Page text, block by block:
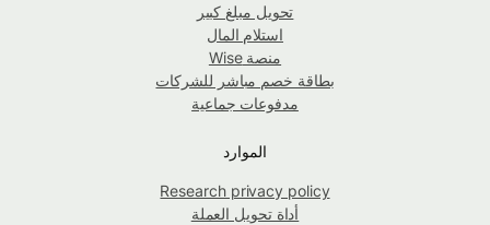
تحويل مبلغ كبير
استلام المال
منصة Wise
بطاقة خصم مباشر للشركات
مدفوعات جماعية
الموارد
Research privacy policy
أداة تحويل العملة